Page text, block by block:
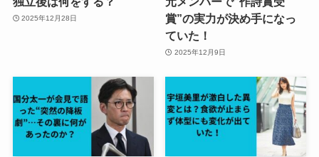
2025年12月28日
賞”の実力が決め手になっ
ていた！
2025年12月9日